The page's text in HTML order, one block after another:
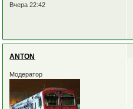
Вчера 22:42
ANTON
Модератор